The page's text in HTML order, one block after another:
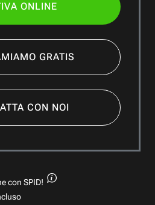
ONLINE
GRATIS
CON NOI
con SPID!